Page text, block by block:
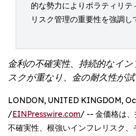
的な勢力によりボラティリテ
リスク管理の重要性を強調し
金利の不確実性、持続的なイ
スクが重なり、金の耐久性が試
LONDON, UNITED KINGDOM,
/EINPresswire.com/ -- 金価格は、
不確実性、根強いインフレリスク